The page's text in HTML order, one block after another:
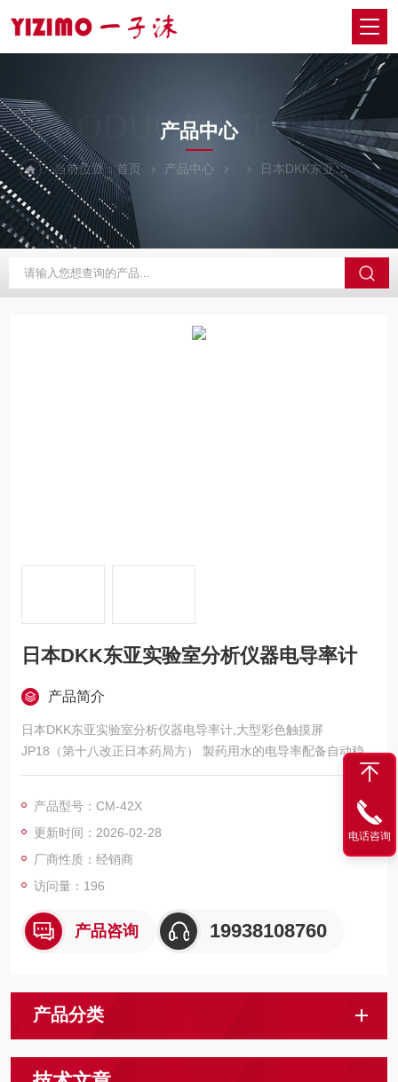
PRODUCTS CENTER
产品中心
当前位置：首页 产品中心 日本DKK东亚 CM-
日本DKK东亚实验室分析仪器电导率计
产品简介
日本DKK东亚实验室分析仪器电导率计,大型彩色触摸屏
JP18（第十八改正日本药局方） 製药用水的电导率配备自动稳定
判断功能
数据内存功能 (2000数据)
产品型号：CM-42X
更新时间：2026-02-28
厂商性质：经销商
访问量：196
产品咨询 19938108760
产品分类
电话咨询